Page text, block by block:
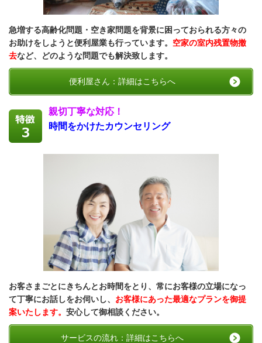
急増する高齢化問題・空き家問題を背景に困っておられる方々の
お助けをしようと便利屋業も行っています。 空家の室内残置物撤
去など、どのような問題でも解決致します。
便利屋さん：詳細はこちらへ
親切丁寧な対応！
時間をかけたカウンセリング
お客さまごとにきちんとお時間をとり、常にお客様の立場になっ
て丁寧にお話しをお伺いし、 お客様にあった最適なプランを御提
案いたします。 安心して御相談ください。
サービスの流れ：詳細はこちらへ